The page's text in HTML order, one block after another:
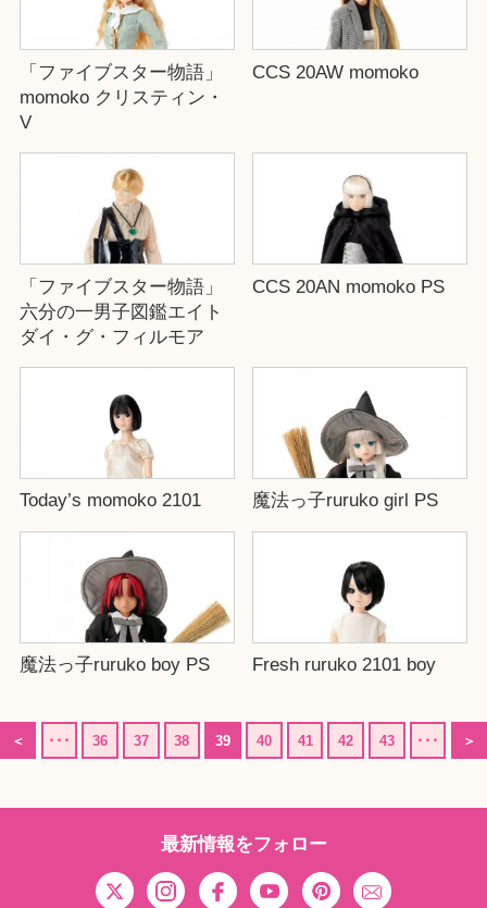
「ファイブスター物語」
momoko クリスティン・
V
CCS 20AW momoko
「ファイブスター物語」
六分の一男子図鑑エイト
ダイ・グ・フィルモア
CCS 20AN momoko PS
Today’s momoko 2101 魔法っ子ruruko girl PS
魔法っ子ruruko boy PS Fresh ruruko 2101 boy
＜ ･･･ 36 37 38 39 40 41 42 43 ･･･ ＞
最新情報をフォロー